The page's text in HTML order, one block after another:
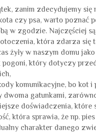
zanim zdecydujemy się
czy psa, warto poznać
w zgodzie. Najczęściej
która zdarza się
żyły w naszym domu
pogoni, który dotyczy
komunikacyjne, bo kot i
dwoma gatunkami,
doświadczenia, które
która sprawia, że np.
charakter danego